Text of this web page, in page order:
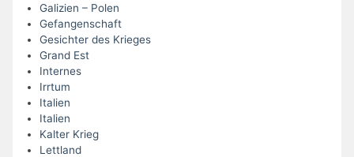
Galizien – Polen
Gefangenschaft
Gesichter des Krieges
Grand Est
Internes
Irrtum
Italien
Italien
Kalter Krieg
Lettland